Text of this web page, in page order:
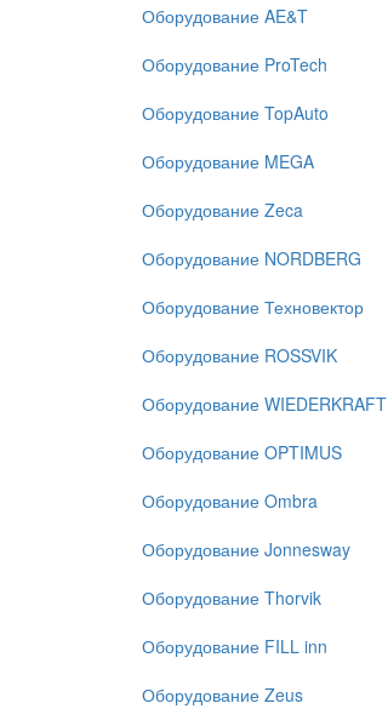
Оборудование AE&T
Оборудование ProTech
Оборудование TopAuto
Оборудование MEGA
Оборудование Zeca
Оборудование NORDBERG
Оборудование Техновектор
Оборудование ROSSVIK
Оборудование WIEDERKRAFT
Оборудование OPTIMUS
Оборудование Ombra
Оборудование Jonnesway
Оборудование Thorvik
Оборудование FILL inn
Оборудование Zeus